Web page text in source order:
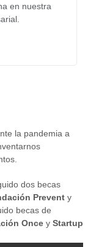
en nuestra
la pandemia a
dos becas
Prevent y
becas de
Once y Startup